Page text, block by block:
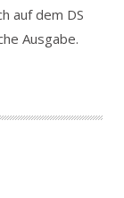
auf dem DS
Ausgabe.